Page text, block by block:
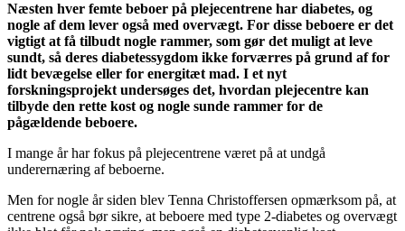
Næsten hver femte beboer på plejecentrene har diabetes, og
nogle af dem lever også med overvægt. For disse beboere er det
vigtigt at få tilbudt nogle rammer, som gør det muligt at leve
sundt, så deres diabetessygdom ikke forværres på grund af for
lidt bevægelse eller for energitæt mad. I et nyt
forskningsprojekt undersøges det, hvordan plejecentre kan
tilbyde den rette kost og nogle sunde rammer for de
pågældende beboere.
I mange år har fokus på plejecentrene været på at undgå
underernæring af beboerne.
Men for nogle år siden blev Tenna Christoffersen opmærksom på, at
centrene også bør sikre, at beboere med type 2-diabetes og overvægt